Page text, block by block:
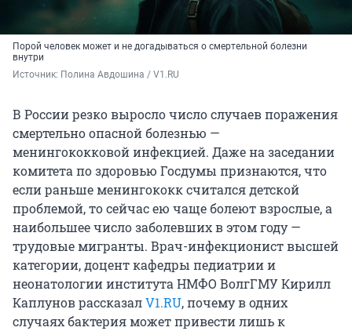
Порой человек может и не догадываться о смертельной болезни
внутри
Источник: Полина Авдошина / V1.RU
В России резко выросло число случаев поражения
смертельно опасной болезнью —
менингококковой инфекцией. Даже на заседании
комитета по здоровью Госдумы признаются, что
если раньше менингококк считался детской
проблемой, то сейчас ею чаще болеют взрослые, а
наибольшее число заболевших в этом году —
трудовые мигранты. Врач-инфекционист высшей
категории, доцент кафедры педиатрии и
неонатологии института НМФО ВолгГМУ Кирилл
Каплунов рассказалV1.RU, почему в одних
случаях бактерия может привести лишь к